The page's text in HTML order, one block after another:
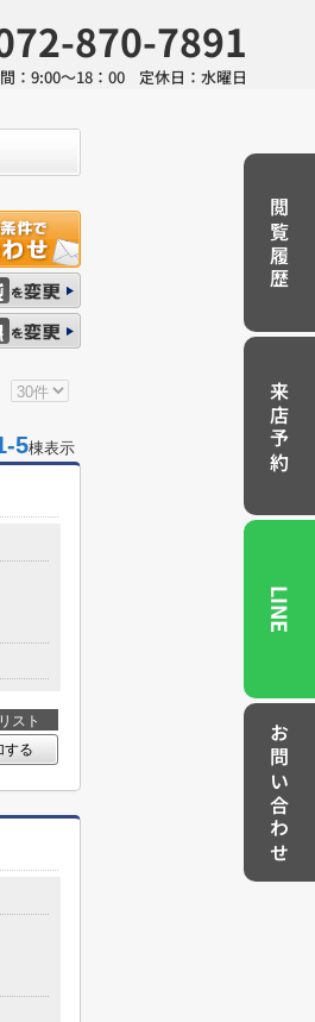
870-7891
： 9:00～18：00 定休日： 水曜日
閲覧履歴
来店予約
LINE
お問い合わせ
5棟表示
スト
する